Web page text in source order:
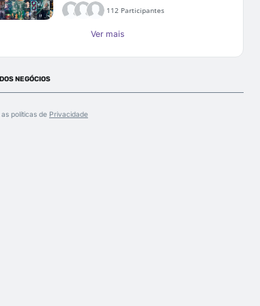
112 Participantes
Ver mais
NEGÓCIOS
políticas de Privacidade